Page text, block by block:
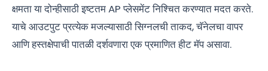
क्षमता या दोन्हीसाठी इष्टतम AP प्लेसमेंट निश्चित करण्यात मदत करते.
याचे आउटपुट प्रत्येक मजल्यासाठी सिग्नलची ताकद, चॅनेलचा वापर
आणि हस्तक्षेपाची पातळी दर्शवणारा एक प्रमाणित हीट मॅप असावा.